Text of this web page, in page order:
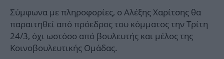
Σύμφωνα με πληροφορίες, ο Αλέξης Χαρίτσης θα
παραιτηθεί από πρόεδρος του κόμματος την Τρίτη
24/3, όχι ωστόσο από βουλευτής και μέλος της
Κοινοβουλευτικής Ομάδας.